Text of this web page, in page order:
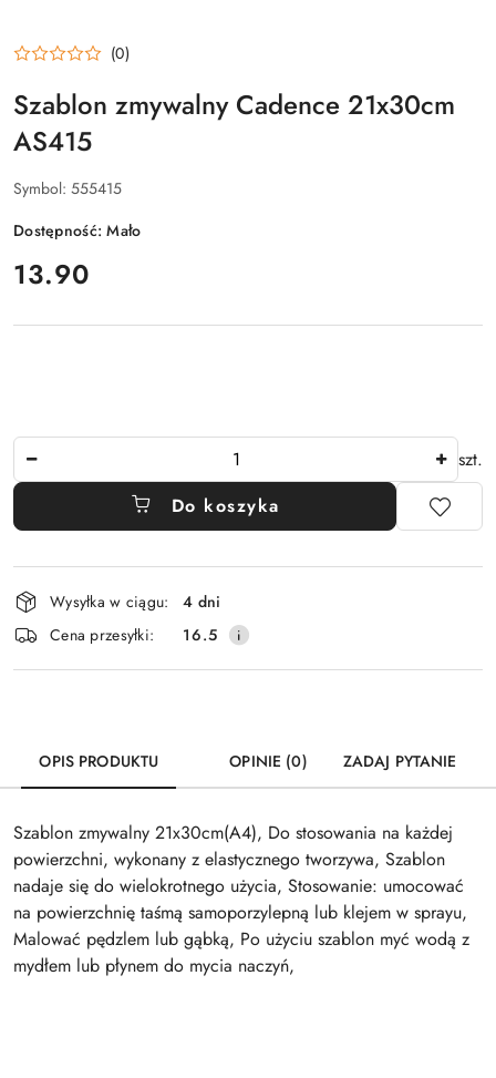
(0)
Szablon zmywalny Cadence 21x30cm
AS415
Symbol: 555415
Dostępność:Mało
cena:
13.90
szt.
Do koszyka
Dostępność
i
dostawa
Wysyłka w ciągu:
4 dni
Cena przesyłki:
16.5
OPIS PRODUKTU OPINIE (0) ZADAJ PYTANIE
Szablon zmywalny 21x30cm(A4), Do stosowania na każdej
powierzchni, wykonany z elastycznego tworzywa, Szablon
nadaje się do wielokrotnego użycia, Stosowanie: umocować
na powierzchnię taśmą samoporzylepną lub klejem w sprayu,
Malować pędzlem lub gąbką, Po użyciu szablon myć wodą z
mydłem lub płynem do mycia naczyń,